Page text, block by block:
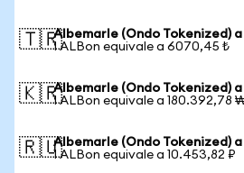
🇹🇷Albemarle (Ondo Tokenized)
1 ALBon equivale a 6070,45 ₺
🇰🇷Albemarle (Ondo Tokenized)
1 ALBon equivale a 180.392,78
🇷🇺Albemarle (Ondo Tokenized) a
1 ALBon equivale a 10.453,82 ₽